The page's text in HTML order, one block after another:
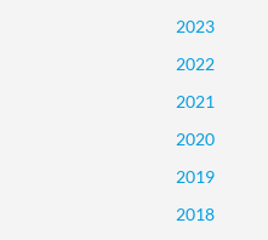
2023
2022
2021
2020
2019
2018